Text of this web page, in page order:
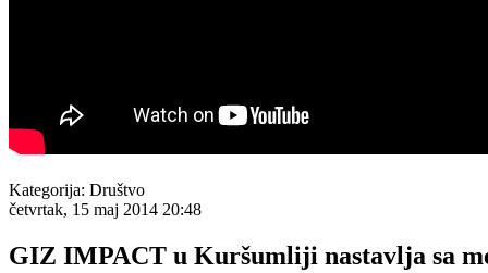
Kategorija: Društvo
četvrtak, 15 maj 2014 20:48
GIZ IMPACT u Kuršumliji nastavlja sa